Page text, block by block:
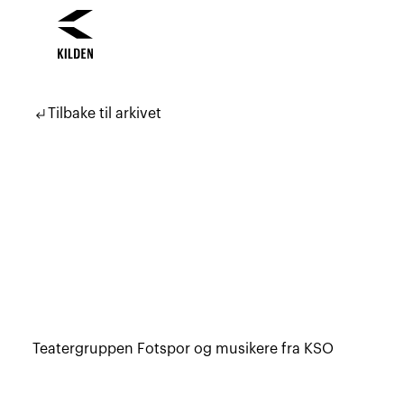
innhold
navigasjon
subdirectory_arrow_leftTilbake til arkivet
Teatergruppen Fotspor og musikere fra KSO